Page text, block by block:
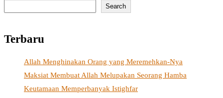
Search
Terbaru
Allah Menghinakan Orang yang Meremehkan-Nya
Maksiat Membuat Allah Melupakan Seorang Hamba
Keutamaan Memperbanyak Istighfar